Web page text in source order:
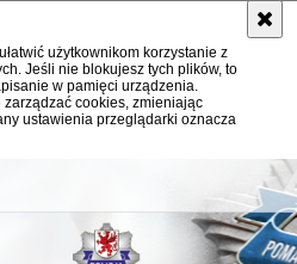
użytkownikom korzystanie z
Jeśli nie blokujesz tych plików, to
w pamięci urządzenia.
cookies, zmieniając
ustawienia przeglądarki oznacza